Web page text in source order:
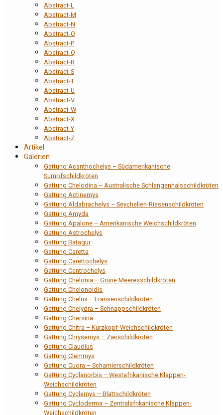
Abstract-L
Abstract-M
Abstract-N
Abstract-O
Abstract-P
Abstract-Q
Abstract-R
Abstract-S
Abstract-T
Abstract-U
Abstract-V
Abstract-W
Abstract-X
Abstract-Y
Abstract-Z
Artikel
Galerien
Gattung Acanthochelys – Südamerikanische
Sumpfschildkröten
Gattung Chelodina – Australische Schlangenhalsschildkröten
Gattung Actinemys
Gattung Aldabrachelys – Seychellen-Riesenschildkröten
Gattung Amyda
Gattung Apalone – Amerikanische Weichschildkröten
Gattung Astrochelys
Gattung Batagur
Gattung Caretta
Gattung Carettochelys
Gattung Centrochelys
Gattung Chelonia – Grüne Meeresschildkröten
Gattung Chelonoidis
Gattung Chelus – Fransenschildkröten
Gattung Chelydra – Schnappschildkröten
Gattung Chersina
Gattung Chitra – Kurzkopf-Weichschildkröten
Gattung Chrysemys – Zierschildkröten
Gattung Claudius
Gattung Clemmys
Gattung Cuora – Scharnierschildkröten
Gattung Cyclanorbis – Westafrikanische Klappen-
Weichschildkröten
Gattung Cyclemys – Blattschildkröten
Gattung Cycloderma – Zentralafrikanische Klappen-
Weichschildkröten